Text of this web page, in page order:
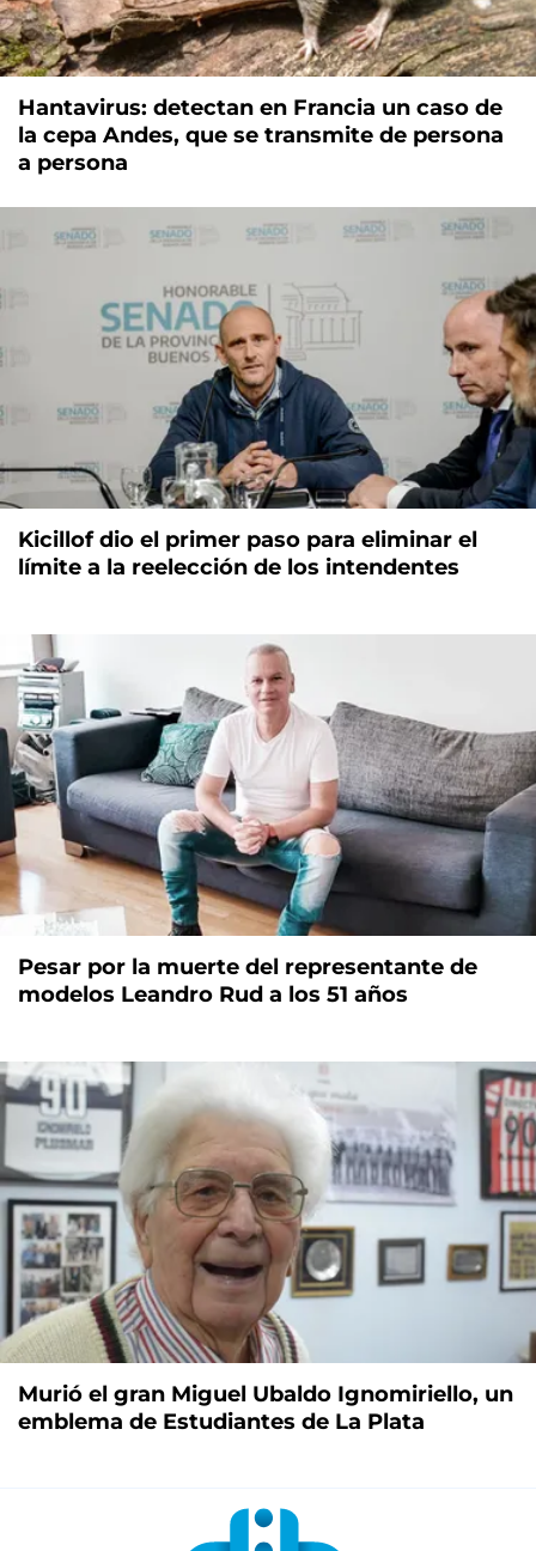
Hantavirus: detectan en Francia un caso de
la cepa Andes, que se transmite de persona
a persona
Kicillof dio el primer paso para eliminar el
límite a la reelección de los intendentes
Pesar por la muerte del representante de
modelos Leandro Rud a los 51 años
Murió el gran Miguel Ubaldo Ignomiriello, un
emblema de Estudiantes de La Plata